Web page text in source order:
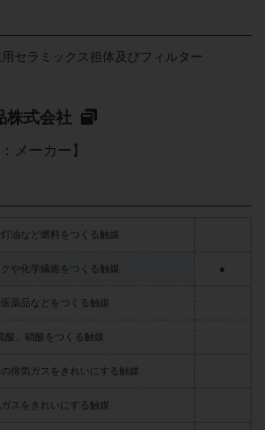
セラミックス担体及びフィルター
株式会社
メーカー】
油など燃料をつくる触媒
や化学繊維をつくる触媒
薬品などをつくる触媒
酸、硝酸をつくる触媒
排気ガスをきれいにする触媒
スをきれいにする触媒
●